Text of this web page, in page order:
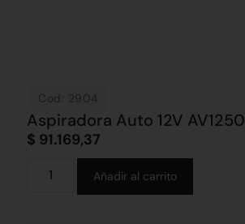
Cod: 2904
Aspiradora Auto 12V AV1250
$ 91.169,37
Añadir al carrito